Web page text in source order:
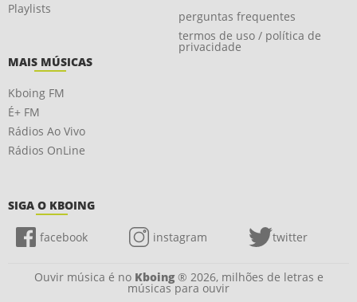
Playlists
perguntas frequentes
termos de uso / política de
privacidade
MAIS MÚSICAS
Kboing FM
É+ FM
Rádios Ao Vivo
Rádios OnLine
SIGA O KBOING
facebook instagram twitter
Ouvir música é no Kboing® 2026, milhões de letras e
músicas para ouvir